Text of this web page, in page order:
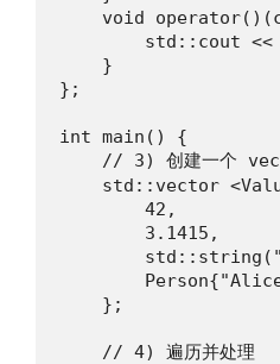
void
std::cout
    }
};
int main() {
// 3) 创建一个
std::vector
        42,
        3.1415,
    };
    // 4) 遍历并处理